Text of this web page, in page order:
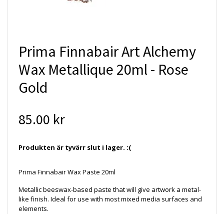
Prima Finnabair Art Alchemy
Wax Metallique 20ml - Rose
Gold
85.00 kr
Produkten är tyvärr slut i lager. :(
Prima Finnabair Wax Paste 20ml
Metallic beeswax-based paste that will give artwork a metal-
like finish. Ideal for use with most mixed media surfaces and
elements.